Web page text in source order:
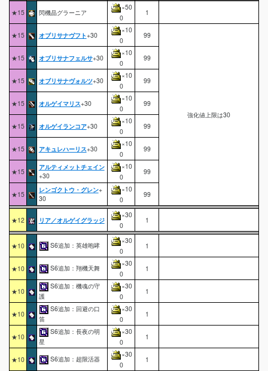
★15 閃機晶グラーニア
×50
0
1
★15 オブリサナヴフト+30
×10
0
99
強化値上限は30
★15 オブリサナフェルサ+30
×10
0
99
★15 オブリサナヴォルツ+30
×10
0
99
★15 オルゲイマリス+30
×10
0
99
★15 オルゲイランコア+30
×10
0
99
★15 アキュレハーリス+30
×10
0
99
★15
アルティメットチェイン
+30
×10
0
99
★15
レンゴクトウ・グレン+
30
×10
0
99
★12 リア／オルゲイグラッジ
×30
0
1
★10 S6追加：英雄咆哮
×30
0
1
★10 S6追加：翔機天舞
×30
0
1
★10
S6追加：機魂の守
護
×30
0
1
★10
S6追加：回避の口
笛
×30
0
1
★10
S6追加：長夜の明
星
×30
0
1
★10 S6追加：超限活器
×30
0
1